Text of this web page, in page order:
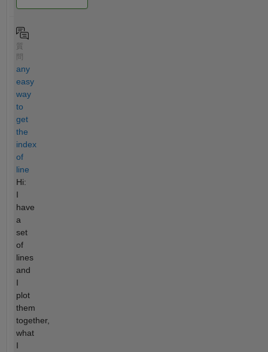
質
any
easy
way
to
get
the
index
of
line
Hi:
I
have
a
set
of
lines
and
I
plot
them
together,
what
I